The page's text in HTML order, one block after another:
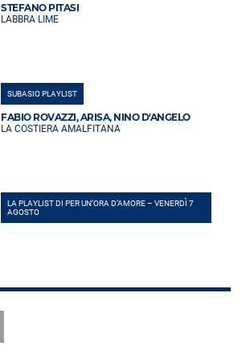
STEFANO PITASI
LABBRA LIME
SUBASIO PLAYLIST
FABIO ROVAZZI, ARISA, NINO D'ANGELO
LA COSTIERA AMALFITANA
LA PLAYLIST DI PER UN’ORA D’AMORE – VENERDÌ 7
AGOSTO